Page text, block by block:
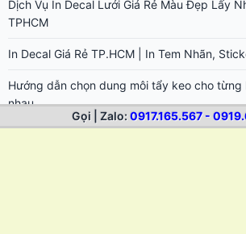
Gọi | Zalo:0917.165.567 -
Dịch Vụ In Decal Lưới Giá Rẻ Màu Đẹp Lấy
TPHCM
In Decal Giá Rẻ TP.HCM | In Tem Nhãn,
Hướng dẫn chọn dung môi tẩy keo cho từng
nhau